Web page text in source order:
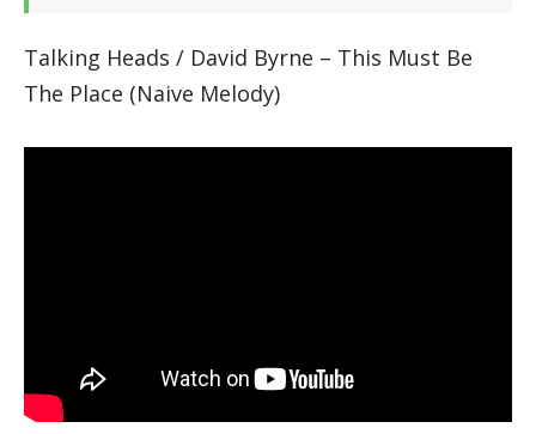
Talking Heads / David Byrne – This Must Be
The Place (Naive Melody)